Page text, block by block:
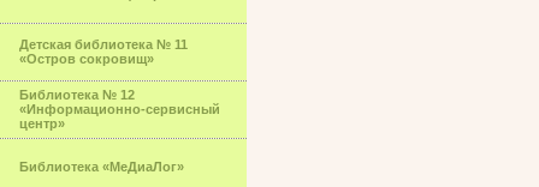
Детская библиотека № 11
«Остров сокровищ»
Библиотека № 12
«Информационно-сервисный
центр»
Библиотека «МеДиаЛог»